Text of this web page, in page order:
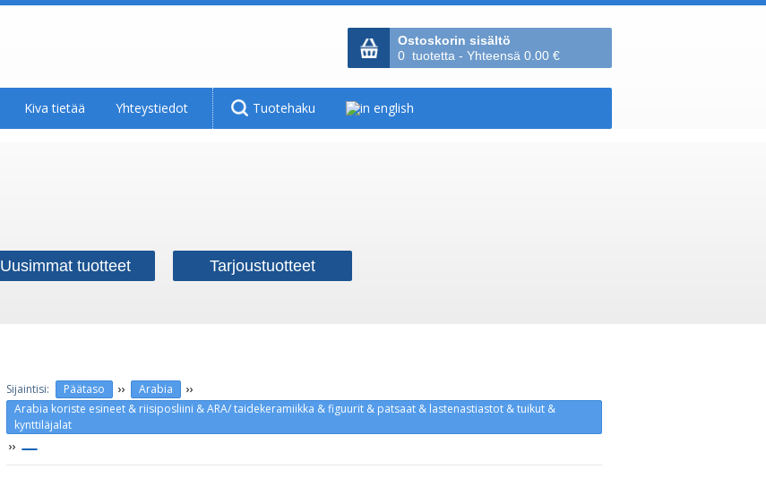
Ostoskorin sisältö
0 tuotetta - Yhteensä 0.00 €
Kiva tietää Yhteystiedot Tuotehaku
Uusimmat tuotteet Tarjoustuotteet
Päätaso ›› Arabia ››
Arabia koriste esineet & riisiposliini & ARA/ taidekeramiikka & figuurit & patsaat & lastenastiastot & tuikut &
kynttiläjalat
››